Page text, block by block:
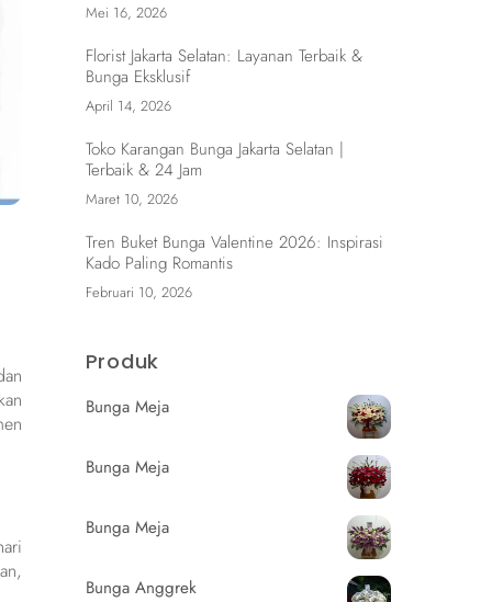
Mei 16, 2026
Florist Jakarta Selatan: Layanan Terbaik &
Bunga Eksklusif
April 14, 2026
Toko Karangan Bunga Jakarta Selatan |
Terbaik & 24 Jam
Maret 10, 2026
Tren Buket Bunga Valentine 2026: Inspirasi
Kado Paling Romantis
Februari 10, 2026
Produk
Bunga Meja
Bunga Meja
Bunga Meja
Bunga Anggrek